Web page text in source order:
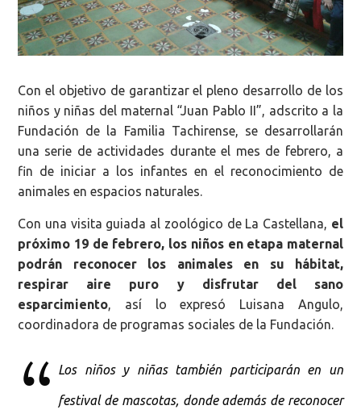
Con el objetivo de garantizar el pleno desarrollo de los
niños y niñas del maternal “Juan Pablo II”, adscrito a la
Fundación de la Familia Tachirense, se desarrollarán
una serie de actividades durante el mes de febrero, a
fin de iniciar a los infantes en el reconocimiento de
animales en espacios naturales.
Con una visita guiada al zoológico de La Castellana, el
próximo 19 de febrero, los niños en etapa maternal
podrán reconocer los animales en su hábitat,
respirar aire puro y disfrutar del sano
esparcimiento, así lo expresó Luisana Angulo,
coordinadora de programas sociales de la Fundación.
Los niños y niñas también participarán en un
festival de mascotas, donde además de reconocer